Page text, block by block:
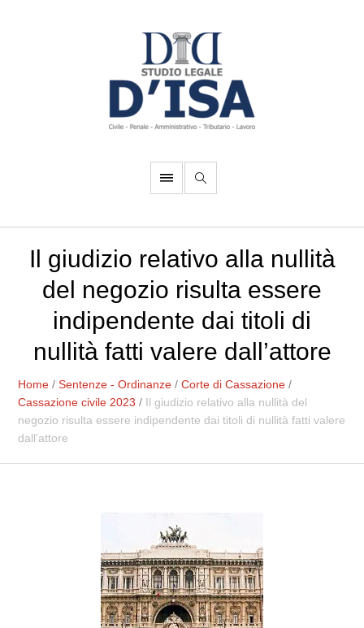
Il giudizio relativo alla nullità
del negozio risulta essere
indipendente dai titoli di
nullità fatti valere dall’attore
Home /Sentenze - Ordinanze /Corte di Cassazione /
Cassazione civile 2023 / Il giudizio relativo alla nullità del
negozio risulta essere indipendente dai titoli di nullità fatti valere
dall’attore